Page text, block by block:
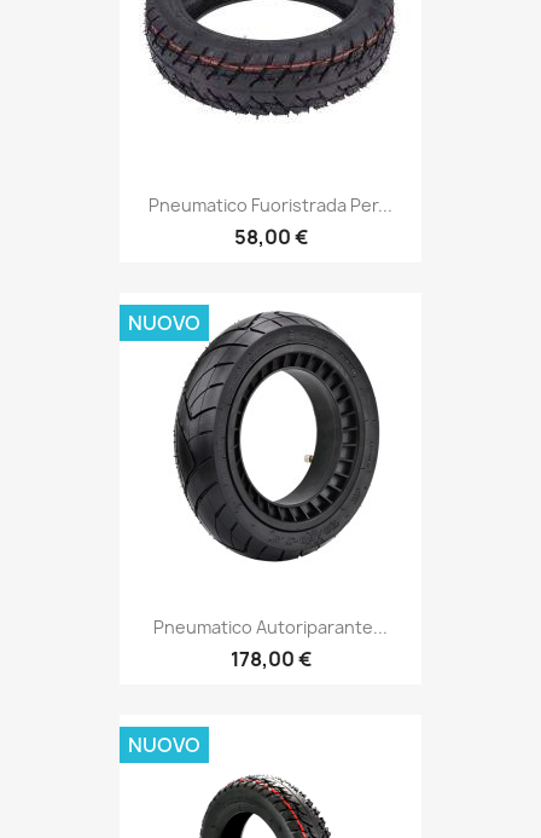
Pneumatico Fuoristrada Per...
58,00 €
Pneumatico Autoriparante...
178,00 €
NUOVO
NUOVO